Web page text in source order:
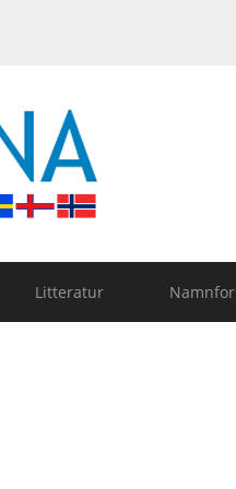
Litteratur